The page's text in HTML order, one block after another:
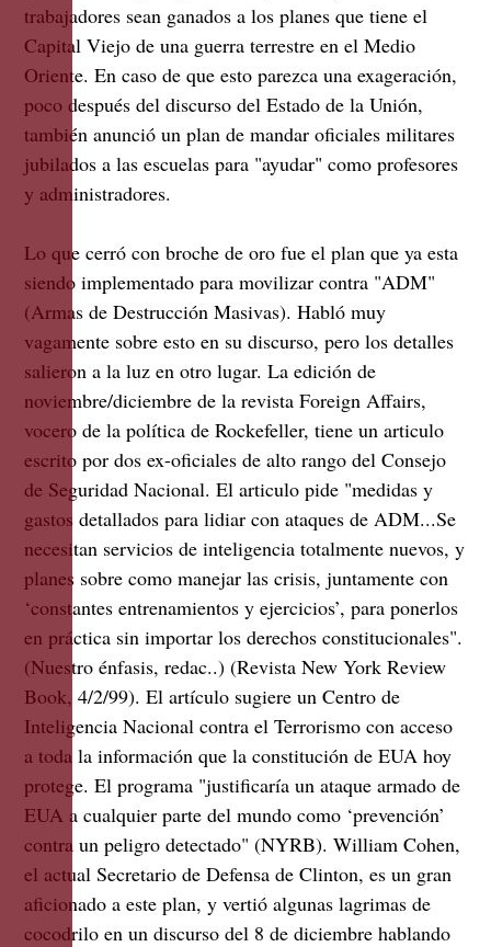
trabajadores sean ganados a los planes que tiene el
Capital Viejo de una guerra terrestre en el Medio
Oriente. En caso de que esto parezca una exageración,
poco después del discurso del Estado de la Unión,
también anunció un plan de mandar oficiales militares
jubilados a las escuelas para "ayudar" como profesores
y administradores.
Lo que cerró con broche de oro fue el plan que ya esta
siendo implementado para movilizar contra "ADM"
(Armas de Destrucción Masivas). Habló muy
vagamente sobre esto en su discurso, pero los detalles
salieron a la luz en otro lugar. La edición de
noviembre/diciembre de la revista Foreign Affairs,
vocero de la política de Rockefeller, tiene un articulo
escrito por dos ex-oficiales de alto rango del Consejo
de Seguridad Nacional. El articulo pide "medidas y
gastos detallados para lidiar con ataques de ADM...Se
necesitan servicios de inteligencia totalmente nuevos, y
planes sobre como manejar las crisis, juntamente con
‘constantes entrenamientos y ejercicios’, para ponerlos
en práctica sin importar los derechos constitucionales".
(Nuestro énfasis, redac..) (Revista New York Review
Book, 4/2/99). El artículo sugiere un Centro de
Inteligencia Nacional contra el Terrorismo con acceso
a toda la información que la constitución de EUA hoy
protege. El programa "justificaría un ataque armado de
EUA a cualquier parte del mundo como ‘prevención’
contra un peligro detectado" (NYRB). William Cohen,
el actual Secretario de Defensa de Clinton, es un gran
aficionado a este plan, y vertió algunas lagrimas de
cocodrilo en un discurso del 8 de diciembre hablando